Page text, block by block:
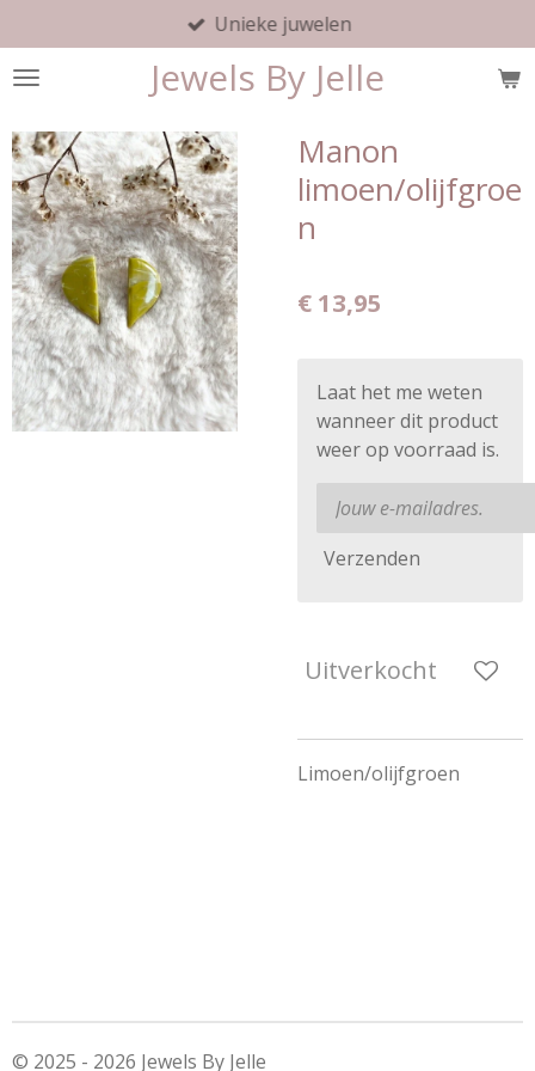
direct
naar
hoofdinhoud
Jewels By Jelle
Unieke juwelen
Manon
limoen/olijfgroe
n
€ 13,95
Laat het me weten
wanneer dit product
weer op voorraad is.
Verzenden
Uitverkocht
Limoen/olijfgroen
© 2025 - 2026 Jewels By Jelle